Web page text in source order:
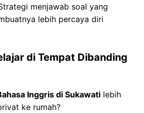
menjawab soal yang
lebih percaya diri
di Tempat Dibanding
Inggris di Sukawati lebih
ke rumah?